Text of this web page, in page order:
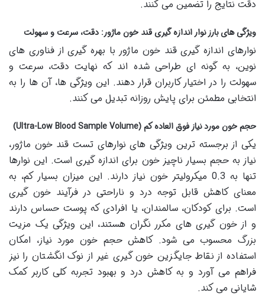
دقت نتایج را تضمین می کنند.
ویژگی های بارز نوار اندازه گیری قند خون ماژور: دقت، سرعت و سهولت
نوارهای اندازه گیری قند خون ماژور با بهره گیری از فناوری های
نوین، به گونه ای طراحی شده اند که نهایت دقت، سرعت و
سهولت را در اختیار کاربران قرار دهند. این ویژگی ها، آن ها را به
انتخابی مطمئن برای پایش روزانه تبدیل می کنند.
حجم خون مورد نیاز فوق العاده کم (Ultra-Low Blood Sample Volume)
یکی از برجسته ترین ویژگی های نوارهای تست قند خون ماژور،
نیاز به حجم بسیار ناچیز خون برای اندازه گیری است. این نوارها
تنها به 0.3 میکرولیتر خون نیاز دارند. این میزان بسیار کم، به
معنای کاهش قابل توجه درد و ناراحتی در فرآیند خون گیری
است. برای کودکان، سالمندان، یا افرادی که پوست حساس دارند
و از خون گیری های مکرر نگران هستند، این ویژگی یک مزیت
بزرگ محسوب می شود. کاهش حجم خون مورد نیاز، امکان
استفاده از نقاط جایگزین خون گیری غیر از نوک انگشتان را نیز
فراهم می آورد و به کاهش درد و بهبود تجربه کلی کاربر کمک
شایانی می کند.